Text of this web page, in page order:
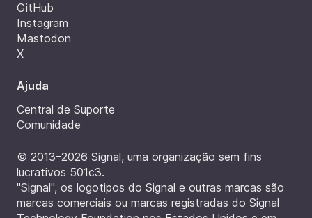
GitHub
Instagram
Mastodon
X
Ajuda
Central de Suporte
Comunidade
© 2013–2026 Signal, uma organização sem fins
lucrativos 501c3.
"Signal", os logotipos do Signal e outras marcas são
marcas comerciais ou marcas registradas do Signal